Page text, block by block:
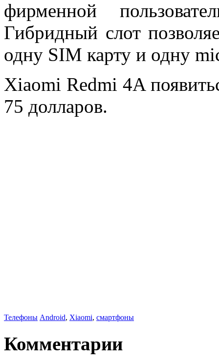
фирменной
Гибридный слот
одну SIM карту и одну
Xiaomi Redmi 4A
75 долларов.
Телефоны Android, Xiaomi, смартфоны
Комментарии